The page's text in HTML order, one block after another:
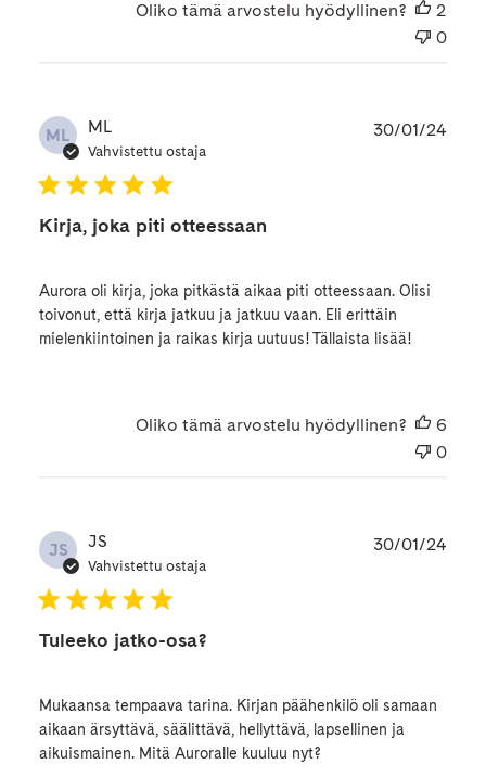
Oliko tämä arvostelu hyödyllinen?
2
0
ML ML
Vahvistettu ostaja
Kirja, joka piti otteessaan
Aurora oli kirja, joka pitkästä aikaa piti otteessaan. Olisi
toivonut, että kirja jatkuu ja jatkuu vaan. Eli erittäin
mielenkiintoinen ja raikas kirja uutuus! Tällaista lisää!
30/01/24
Oliko tämä arvostelu hyödyllinen?
6
0
JS JS
Vahvistettu ostaja
Tuleeko jatko-osa?
Mukaansa tempaava tarina. Kirjan päähenkilö oli samaan
aikaan ärsyttävä, säälittävä, hellyttävä, lapsellinen ja
aikuismainen. Mitä Auroralle kuuluu nyt?
30/01/24